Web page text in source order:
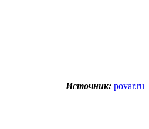
Источник: povar.ru